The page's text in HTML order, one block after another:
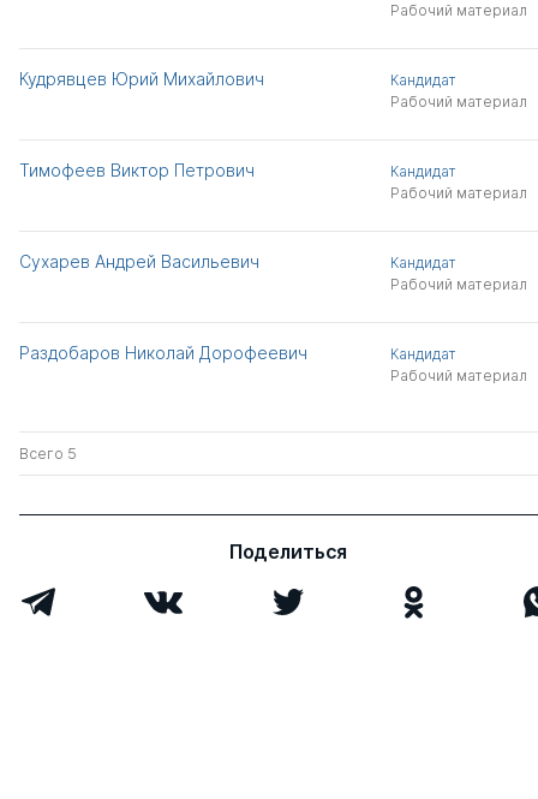
Рабочий материал
Кудрявцев Юрий Михайлович
Кандидат
Рабочий материал
Тимофеев Виктор Петрович
Кандидат
Рабочий материал
Сухарев Андрей Васильевич
Кандидат
Рабочий материал
Раздобаров Николай Дорофеевич
Кандидат
Рабочий материал
Всего 5
Поделиться